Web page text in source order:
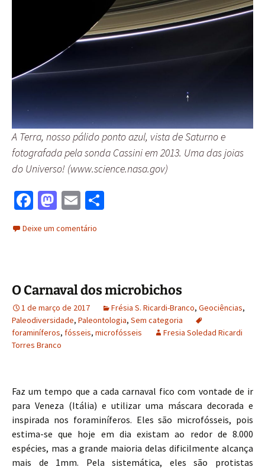
A Terra, nosso pálido ponto azul, vista de Saturno e
fotografada pela sonda Cassini em 2013. Uma das joias
do Universo! (www.science.nasa.gov)
Fa
b
k
M
to
n
E
m
ai
Deixe um comentário
O Carnaval dos microbichos
1 de março de 2017 Frésia S. Ricardi-Branco, Geociências,
Paleodiversidade, Paleontologia, Sem categoria
foraminíferos, fósseis, microfósseis
Fresia Soledad Ricardi
Torres Branco
Faz um tempo que a cada carnaval fico com vontade de ir
para Veneza (Itália) e utilizar uma máscara decorada e
inspirada nos foraminíferos. Eles são microfósseis, pois
estima-se que hoje em dia existam ao redor de 8.000
espécies, mas a grande maioria delas dificilmente alcança
mais de 1mm. Pela sistemática, eles são protistas